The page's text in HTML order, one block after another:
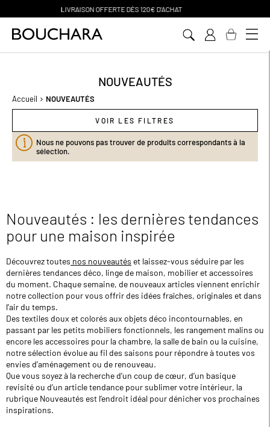
PAIEMENT EN 3 SANS FRAIS
NOUVEAUTÉS
Accueil NOUVEAUTÉS
VOIR LES FILTRES
Nous ne pouvons pas trouver de produits correspondants à la
sélection.
Nouveautés : les dernières tendances
pour une maison inspirée
Découvrez toutes nos nouveautés et laissez-vous séduire par les
dernières tendances déco, linge de maison, mobilier et accessoires
du moment. Chaque semaine, de nouveaux articles viennent enrichir
notre collection pour vous offrir des idées fraîches, originales et dans
l’air du temps.
Des textiles doux et colorés aux objets déco incontournables, en
passant par les petits mobiliers fonctionnels, les rangement malins ou
encore les accessoires pour la chambre, la salle de bain ou la cuisine,
notre sélection évolue au fil des saisons pour répondre à toutes vos
envies d’aménagement ou de renouveau.
Que vous soyez à la recherche d’un coup de cœur, d’un basique
revisité ou d’un article tendance pour sublimer votre intérieur, la
rubrique Nouveautés est l’endroit idéal pour dénicher vos prochaines
inspirations.